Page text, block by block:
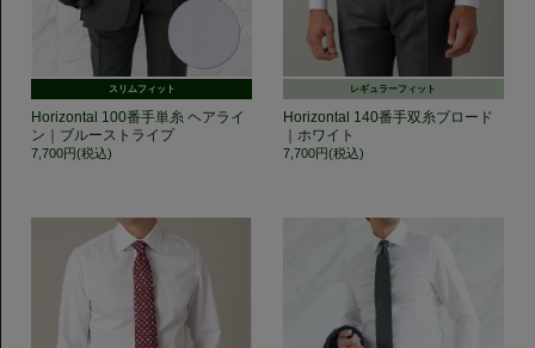
スリムフィット
Horizontal 100番手単糸 ヘアライ
ン｜ブルーストライプ
7,700円(税込)
レギュラーフィット
Horizontal 140番手双糸ブロード
｜ホワイト
7,700円(税込)